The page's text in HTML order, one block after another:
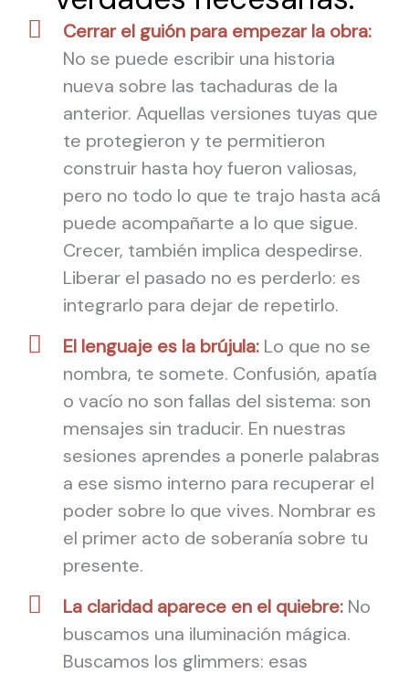
Cerrar el guión para empezar la obra:
No se puede escribir una historia
nueva sobre las tachaduras de la
anterior. Aquellas versiones tuyas que
te protegieron y te permitieron
construir hasta hoy fueron valiosas,
pero no todo lo que te trajo hasta acá
puede acompañarte a lo que sigue.
Crecer, también implica despedirse.
Liberar el pasado no es perderlo: es
integrarlo para dejar de repetirlo.
El lenguaje es la brújula:Lo que no se
nombra, te somete. Confusión, apatía
o vacío no son fallas del sistema: son
mensajes sin traducir. En nuestras
sesiones aprendes a ponerle palabras
a ese sismo interno para recuperar el
poder sobre lo que vives. Nombrar es
el primer acto de soberanía sobre tu
presente.
La claridad aparece en el quiebre:No
buscamos una iluminación mágica.
Buscamos los glimmers: esas